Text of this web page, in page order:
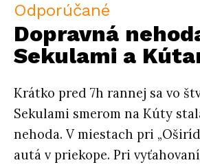
Odporúčané
Dopravná
Sekulami a
Krátko pred 7h rannej sa vo
Sekulami smerom na Kúty
nehoda. V miestach pri
autá v priekope. Pri